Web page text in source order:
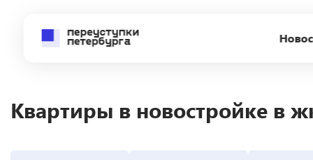
Квартиры в новостройке в